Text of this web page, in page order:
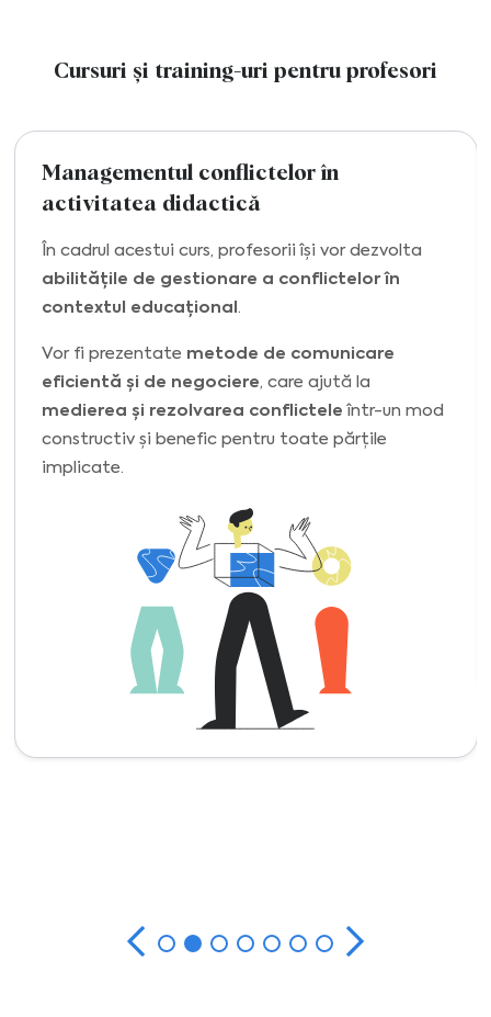
Cursuri și training-uri pentru profesori
Managementul conflictelor în
activitatea didactică
În cadrul acestui curs, profesorii își vor dezvolta
abilitățile de gestionare a conflictelor în
contextul educațional .
Vor fi prezentate metode de comunicare
eficientă și de negociere, care ajută la
medierea și rezolvarea conflictele într-un mod
constructiv și benefic pentru toate părțile
implicate.